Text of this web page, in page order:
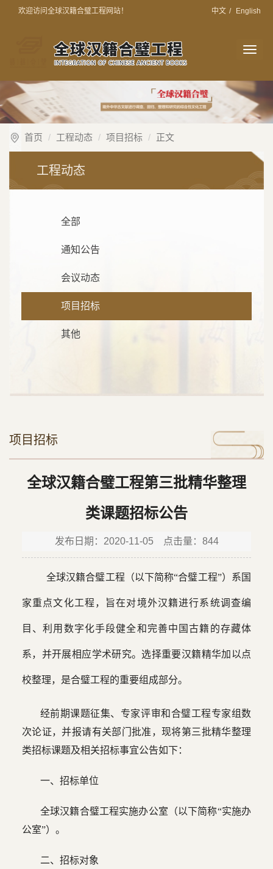
欢迎访问全球汉籍合璧工程网站！ 中文 / English
切
导
航
首页 工程动态 项目招标 正文
工程动态
全部
通知公告
会议动态
项目招标
其他
项目招标
全球汉籍合璧工程第三批精华整理
类课题招标公告
发布日期：2020-11-05 点击量： 844
全球汉籍合璧工程（以下简称“合璧工程”）系国
家重点文化工程，旨在对境外汉籍进行系统调查编
目、利用数字化手段健全和完善中国古籍的存藏体
系，并开展相应学术研究。选择重要汉籍精华加以点
校整理，是合璧工程的重要组成部分。
经前期课题征集、专家评审和合璧工程专家组数
次论证，并报请有关部门批准，现将第三批精华整理
类招标课题及相关招标事宜公告如下：
一、招标单位
全球汉籍合璧工程实施办公室（以下简称“实施办
公室”）。
二、招标对象